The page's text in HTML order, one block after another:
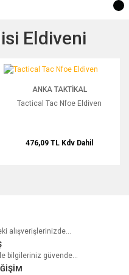
Eldiveni
Tactical Tac Nfoe Eldiven
ANKA TAKTIKAL
Tactical Tac Nfoe Eldiven
476,09 TL Kdv Dahil
alışverişlerinizde...
bilgileriniz güvende...